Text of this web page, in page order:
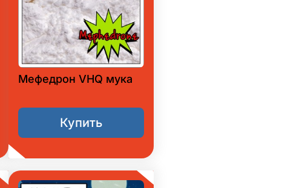
Мефедрон VHQ мука
Купить